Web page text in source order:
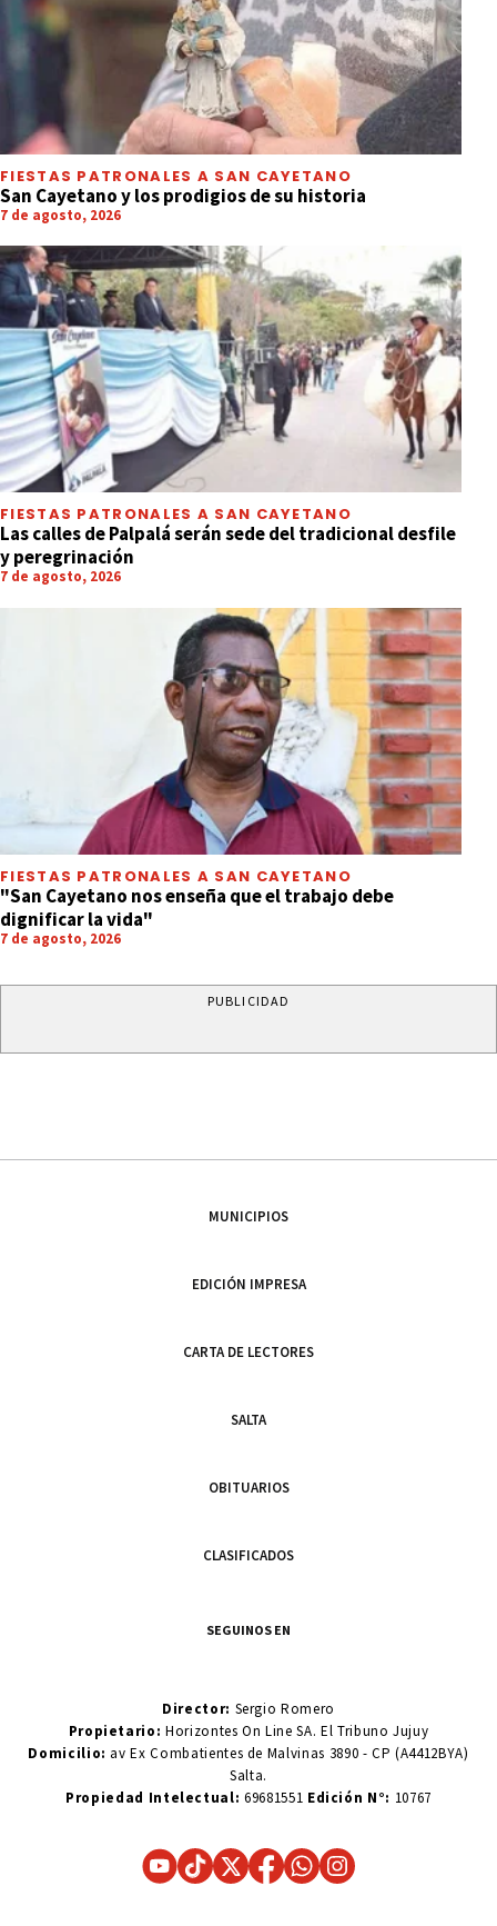
FIESTAS PATRONALES A SAN CAYETANO
San Cayetano y los prodigios de su historia
7 de agosto, 2026
FIESTAS PATRONALES A SAN CAYETANO
Las calles de Palpalá serán sede del tradicional desfile
y peregrinación
7 de agosto, 2026
FIESTAS PATRONALES A SAN CAYETANO
"San Cayetano nos enseña que el trabajo debe
dignificar la vida"
7 de agosto, 2026
PUBLICIDAD
MUNICIPIOS
EDICIÓN IMPRESA
CARTA DE LECTORES
SALTA
OBITUARIOS
CLASIFICADOS
SEGUINOS EN
Director: Sergio Romero
Propietario:Horizontes On Line SA. El Tribuno Jujuy
Domicilio: av Ex Combatientes de Malvinas 3890 - CP (A4412BYA)
Salta.
Propiedad Intelectual: 69681551 Edición N°: 10767